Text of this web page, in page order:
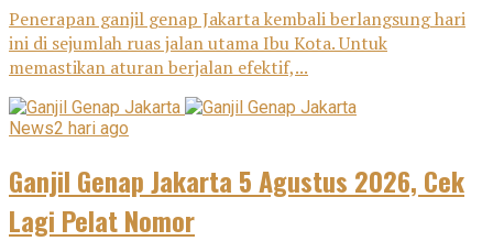
Penerapan ganjil genap Jakarta kembali berlangsung hari
ini di sejumlah ruas jalan utama Ibu Kota. Untuk
memastikan aturan berjalan efektif,...
News2 hari ago
Ganjil Genap Jakarta 5 Agustus 2026, Cek
Lagi Pelat Nomor